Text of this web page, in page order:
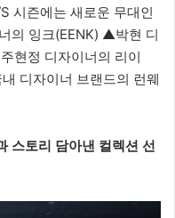
시즌에는 새로운 무대인
의 잉크(EENK) ▲박현 디
현정 디자이너의 리이
디자이너 브랜드의 런웨
스토리 담아낸 컬렉션 선